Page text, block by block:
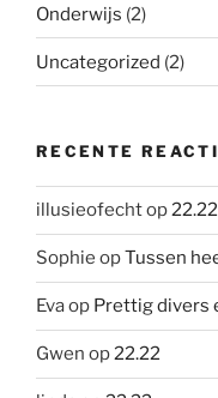
Onderwijs (2)
Uncategorized (2)
RECENTE
illusieofechtop22.22
Sophie opTussen
Evaop Prettig divers
Gwen op22.22